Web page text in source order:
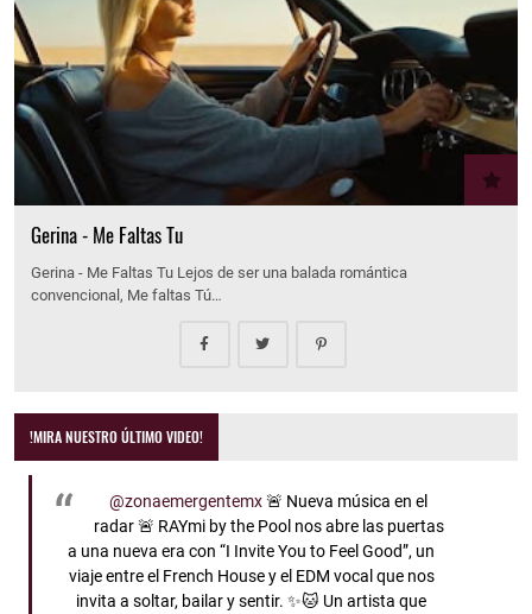
Gerina - Me Faltas Tu
Gerina - Me Faltas Tu Lejos de ser una balada romántica
convencional, Me faltas Tú…
!MIRA NUESTRO ÚLTIMO VIDEO!
@zonaemergentemx🚨 Nueva música en el
radar 🚨 RAYmi by the Pool nos abre las puertas
a una nueva era con “I Invite You to Feel Good”, un
viaje entre el French House y el EDM vocal que nos
invita a soltar, bailar y sentir. ✨🐱 Un artista que